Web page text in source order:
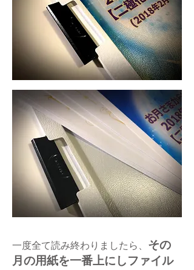
一度全て読み終わりましたら、 その
月の用紙を一番上にしファイル